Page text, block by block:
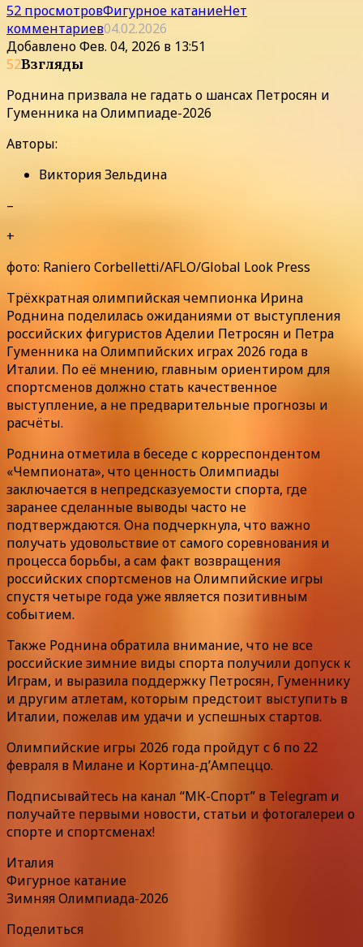
52 просмотровФигурное катаниеНет
комментариев04.02.2026
ДобавленоФев. 04, 2026 в 13:51
52Взгляды
Роднина призвала не гадать о шансах Петросян и
Гуменника на Олимпиаде-2026
Авторы:
Виктория Зельдина
–
+
фото: Raniero Corbelletti/AFLO/Global Look Press
Трёхкратная олимпийская чемпионка Ирина
Роднина поделилась ожиданиями от выступления
российских фигуристов Аделии Петросян и Петра
Гуменника на Олимпийских играх 2026 года в
Италии. По её мнению, главным ориентиром для
спортсменов должно стать качественное
выступление, а не предварительные прогнозы и
расчёты.
Роднина отметила в беседе с корреспондентом
«Чемпионата», что ценность Олимпиады
заключается в непредсказуемости спорта, где
заранее сделанные выводы часто не
подтверждаются. Она подчеркнула, что важно
получать удовольствие от самого соревнования и
процесса борьбы, а сам факт возвращения
российских спортсменов на Олимпийские игры
спустя четыре года уже является позитивным
событием.
Также Роднина обратила внимание, что не все
российские зимние виды спорта получили допуск к
Играм, и выразила поддержку Петросян, Гуменнику
и другим атлетам, которым предстоит выступить в
Италии, пожелав им удачи и успешных стартов.
Олимпийские игры 2026 года пройдут с 6 по 22
февраля в Милане и Кортина-д’Ампеццо.
Подписывайтесь на канал “МК-Спорт” в Telegram и
получайте первыми новости, статьи и фотогалереи о
спорте и спортсменах!
Италия
Фигурное катание
Зимняя Олимпиада-2026
Поделиться